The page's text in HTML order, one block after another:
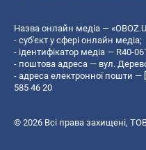
Назва онлайн медіа —
- суб'єкт у сфері онлайн медіа;
- ідентифікатор медіа — R40-
- поштова адреса — вул.
- адреса електронної пошти —
585 46 20
© 2026 Всі права захищені,